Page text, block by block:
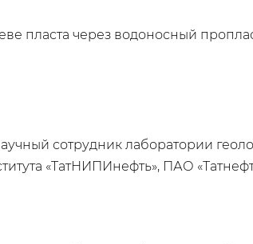
пласта через водоносный
сотрудник лаборатории
«ТатНИПИнефть», ПАО